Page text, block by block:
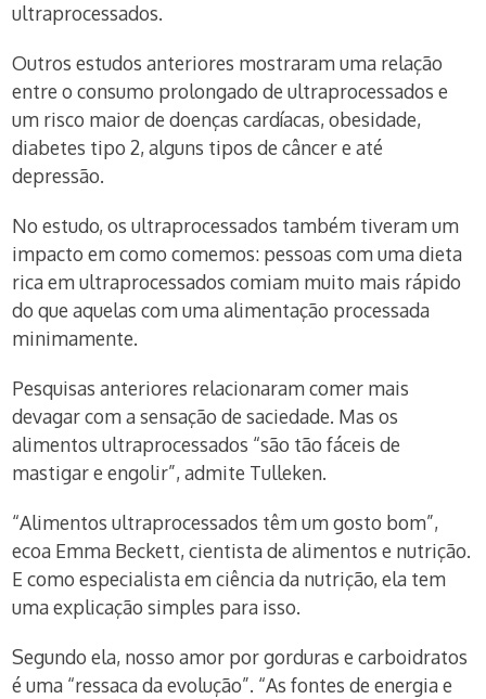
ultraprocessados.
Outros estudos anteriores mostraram uma relação
entre o consumo prolongado de ultraprocessados e
um risco maior de doenças cardíacas, obesidade,
diabetes tipo 2, alguns tipos de câncer e até
depressão.
No estudo, os ultraprocessados também tiveram um
impacto em como comemos: pessoas com uma dieta
rica em ultraprocessados comiam muito mais rápido
do que aquelas com uma alimentação processada
minimamente.
Pesquisas anteriores relacionaram comer mais
devagar com a sensação de saciedade. Mas os
alimentos ultraprocessados “são tão fáceis de
mastigar e engolir”, admite Tulleken.
“Alimentos ultraprocessados têm um gosto bom”,
ecoa Emma Beckett, cientista de alimentos e nutrição.
E como especialista em ciência da nutrição, ela tem
uma explicação simples para isso.
Segundo ela, nosso amor por gorduras e carboidratos
é uma “ressaca da evolução”. “As fontes de energia e